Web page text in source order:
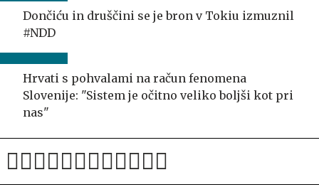
Dončiću in druščini se je bron v Tokiu izmuznil
#NDD
Hrvati s pohvalami na račun fenomena
Slovenije: "Sistem je očitno veliko boljši kot pri
nas"